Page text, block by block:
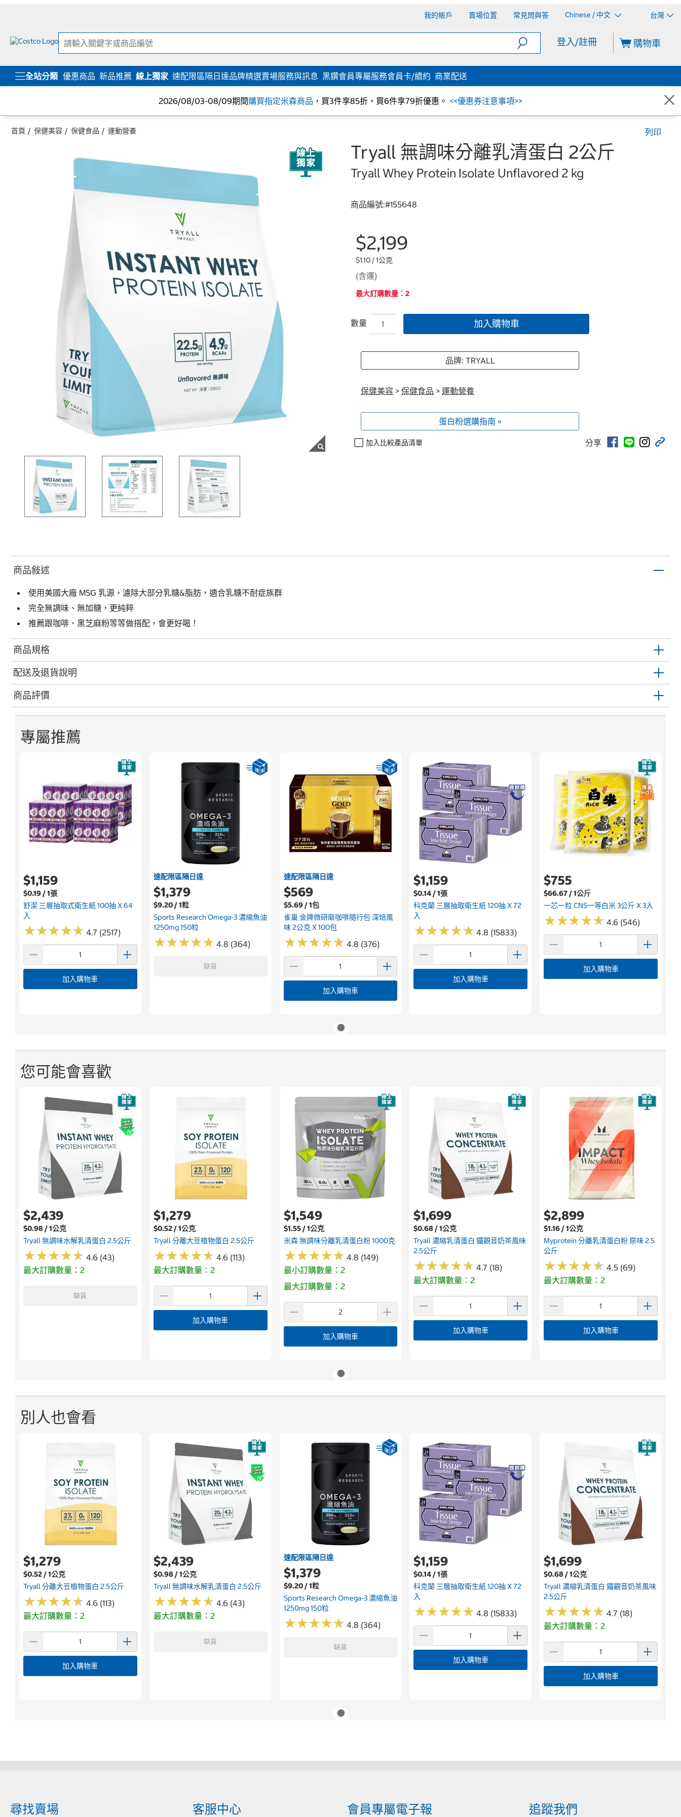
我的帳戶 賣場位置 常見問與答 Chinese / 中文 台灣
登入/註冊 購物車
全站分類 優惠商品 新品推薦 線上獨家 速配限區隔日達品牌精選賣場服務與訊息 黑鑽會員專屬服務會員卡/續約 商業配送
2026/08/03-08/09期間購買指定米森商品 ，買3件享85折，買6件享79折優惠。 <<優惠券注意事項>>
首頁 保健美容 保健食品 運動營養 列印
Tryall 無調味分離乳清蛋白 2公斤
Tryall Whey Protein Isolate Unflavored 2 kg
商品編號:#155648
$2,199
$1.10 / 1公克
(含運)
最大訂購數量：2
數量 加入購物車
品牌: TRYALL
保健美容 > 保健食品 > 運動營養
蛋白粉選購指南 »
加入比較產品清單 分享
商品敍述
使用美國大廠 MSG 乳源，濾除大部分乳糖&脂肪，適合乳糖不耐症族群
完全無調味、無加糖，更純粹
推薦跟咖啡、黑芝麻粉等等做搭配，會更好喝！
商品規格
配送及退貨說明
商品評價
專屬推薦
$1,159
$0.19 / 1張
舒潔 三層抽取式衛生紙 100抽 X 64
入
★★★★★
★★★★★ 4.7 (2517)
加入購物車
速配限區隔日達
$1,379
$9.20 / 1粒
Sports Research Omega-3 濃縮魚油
1250mg 150粒
★★★★★
★★★★★ 4.8 (364)
缺貨
速配限區隔日達
$569
$5.69 / 1包
雀巢 金牌微研磨咖啡隨行包 深焙風
味 2公克 X 100包
★★★★★
★★★★★ 4.8 (376)
加入購物車
$1,159
$0.14 / 1張
科克蘭 三層抽取衛生紙 120抽 X 72
入
★★★★★
★★★★★ 4.8 (15833)
加入購物車
$755
$66.67 / 1公斤
一芯一粒 CNS一等白米 3公斤 X 3入
★★★★★
★★★★★ 4.6 (546)
加入購物車
您可能會喜歡
$2,439
$0.98 / 1公克
Tryall 無調味水解乳清蛋白 2.5公斤
★★★★★
★★★★★ 4.6 (43)
最大訂購數量：2
缺貨
$1,279
$0.52 / 1公克
Tryall 分離大豆植物蛋白 2.5公斤
★★★★★
★★★★★ 4.6 (113)
最大訂購數量：2
加入購物車
$1,549
$1.55 / 1公克
米森 無調味分離乳清蛋白粉 1000克
★★★★★
★★★★★ 4.8 (149)
最小訂購數量：2
最大訂購數量：2
加入購物車
$1,699
$0.68 / 1公克
Tryall 濃縮乳清蛋白 鐵觀音奶茶風味
2.5公斤
★★★★★
★★★★★ 4.7 (18)
最大訂購數量：2
加入購物車
$2,899
$1.16 / 1公克
Myprotein 分離乳清蛋白粉 原味 2.5
公斤
★★★★★
★★★★★ 4.5 (69)
最大訂購數量：2
加入購物車
別人也會看
$1,279
$0.52 / 1公克
Tryall 分離大豆植物蛋白 2.5公斤
★★★★★
★★★★★ 4.6 (113)
最大訂購數量：2
加入購物車
$2,439
$0.98 / 1公克
Tryall 無調味水解乳清蛋白 2.5公斤
★★★★★
★★★★★ 4.6 (43)
最大訂購數量：2
缺貨
速配限區隔日達
$1,379
$9.20 / 1粒
Sports Research Omega-3 濃縮魚油
1250mg 150粒
★★★★★
★★★★★ 4.8 (364)
缺貨
$1,159
$0.14 / 1張
科克蘭 三層抽取衛生紙 120抽 X 72
入
★★★★★
★★★★★ 4.8 (15833)
加入購物車
$1,699
$0.68 / 1公克
Tryall 濃縮乳清蛋白 鐵觀音奶茶風味
2.5公斤
★★★★★
★★★★★ 4.7 (18)
最大訂購數量：2
加入購物車
尋找賣場 客服中心 會員專屬電子報 追蹤我們